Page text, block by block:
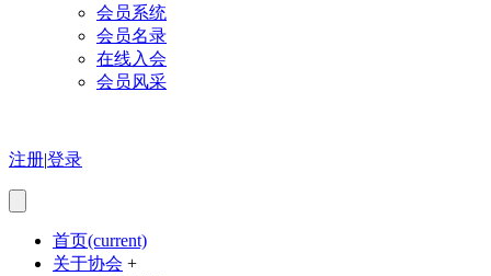
会员系统
会员名录
在线入会
会员风采
注册|登录
首页(current)
关于协会 +